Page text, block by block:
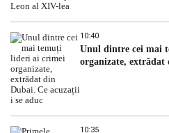
10:40
Unul dintre cei mai
organizate, extrădat
10:35